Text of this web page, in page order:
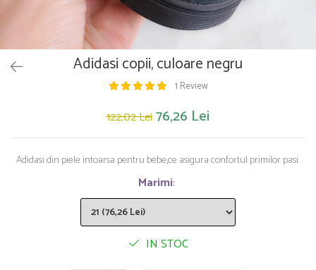
Papusi si accesorii
Trenulete si masinute
Unelte si bancuri de lucru
Adidasi copii, culoare negru
1 Review
122,02 Lei76,26 Lei
Adidasi din piele intoarsa pentru bebe,ce asigura confortul primilor pasi.
Marimi:
IN STOC